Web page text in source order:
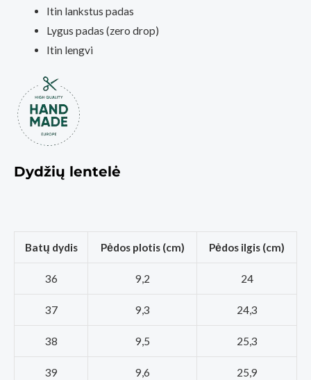
Itin lankstus padas
Lygus padas (zero drop)
Itin lengvi
Dydžių lentelė
Batų dydis Pėdos plotis (cm) Pėdos ilgis (cm)
36 9,2 24
37 9,3 24,3
38 9,5 25,3
39 9,6 25,9